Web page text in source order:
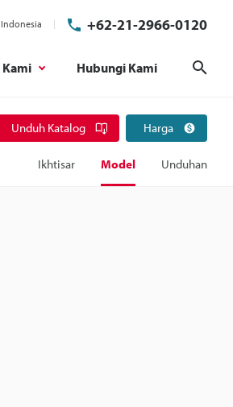
+62-21-2966-0120
Hubungi Kami
Unduh Katalog Harga
Ikhtisar Model Unduhan